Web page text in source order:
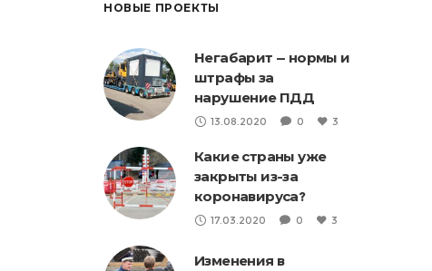
НОВЫЕ ПРОЕКТЫ
Негабарит — нормы и
штрафы за
нарушение ПДД
13.08.2020 0 3
Какие страны уже
закрыты из-за
коронавируса?
17.03.2020 0 3
Изменения в